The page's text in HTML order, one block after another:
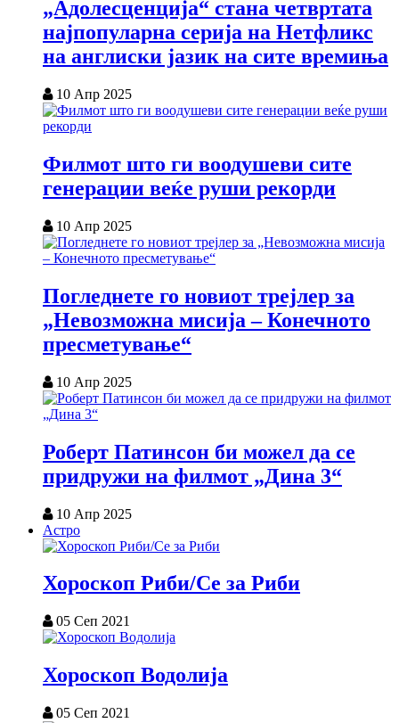
„Адолесценција“ стана четвртата
најпопуларна серија на Нетфликс
на англиски јазик на сите времиња
10 Апр 2025
Филмот што ги воодушеви сите
генерации веќе руши рекорди
10 Апр 2025
Погледнете го новиот трејлер за
„Невозможна мисија – Конечното
пресметување“
10 Апр 2025
Роберт Патинсон би можел да се
придружи на филмот „Дина 3“
10 Апр 2025
Астро
Хороскоп Риби/Се за Риби
05 Сеп 2021
Хороскоп Водолија
05 Сеп 2021